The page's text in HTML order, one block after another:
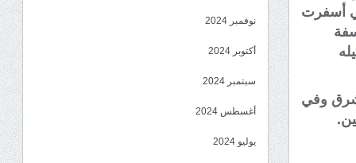
أسفرت
وفي
نوفمبر 2024
أكتوبر 2024
سبتمبر 2024
أغسطس 2024
يوليو 2024